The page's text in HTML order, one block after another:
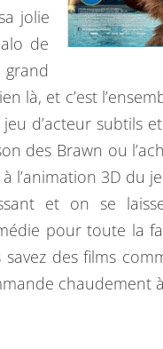
jolie
de
grand
là, et c’est
d’acteur subtils
des Brawn ou
l’animation 3D du
et on se
pour toute la
des films
chaudement